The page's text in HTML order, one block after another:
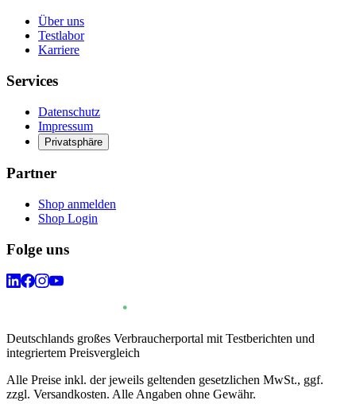
Über uns
Testlabor
Karriere
Services
Datenschutz
Impressum
Privatsphäre
Partner
Shop anmelden
Shop Login
Folge uns
Deutschlands großes Verbraucherportal mit Testberichten und
integriertem Preisvergleich
Alle Preise inkl. der jeweils geltenden gesetzlichen MwSt., ggf.
zzgl. Versandkosten. Alle Angaben ohne Gewähr.